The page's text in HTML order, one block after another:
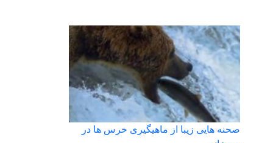
صحنه هایی زیبا از ماهیگیری خرس ها در